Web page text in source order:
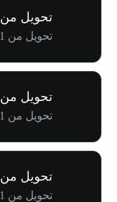
تحويل من ZEUS إلى INR
تحويل من 1 ZEUS إلى ₹0.000000
تحويل من ZEUS إلى JPY
تحويل من 1 ZEUS إلى 円0.000000
تحويل من ZEUS إلى GBP
تحويل من 1 ZEUS إلى £0.000000